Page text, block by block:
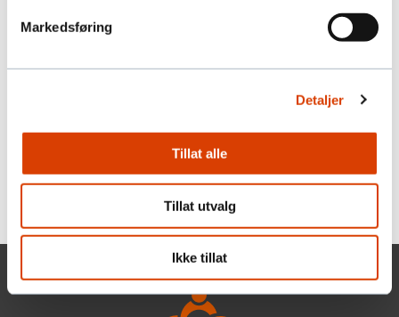
Markedsføring
Detaljer
Tillat alle
Tillat utvalg
Ikke tillat
løsninger for peer-to-peer-fundraising som
støttespillere gjennom engasjerende
innsamlingskampanjer.